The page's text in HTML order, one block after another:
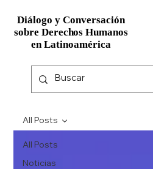
Diálogo y Conversación
sobre Derechos Humanos
en Latinoamérica
Diálogo y Conversación
sobre Derechos Humanos
en Latinoamérica
All Posts
Noticias
All Posts